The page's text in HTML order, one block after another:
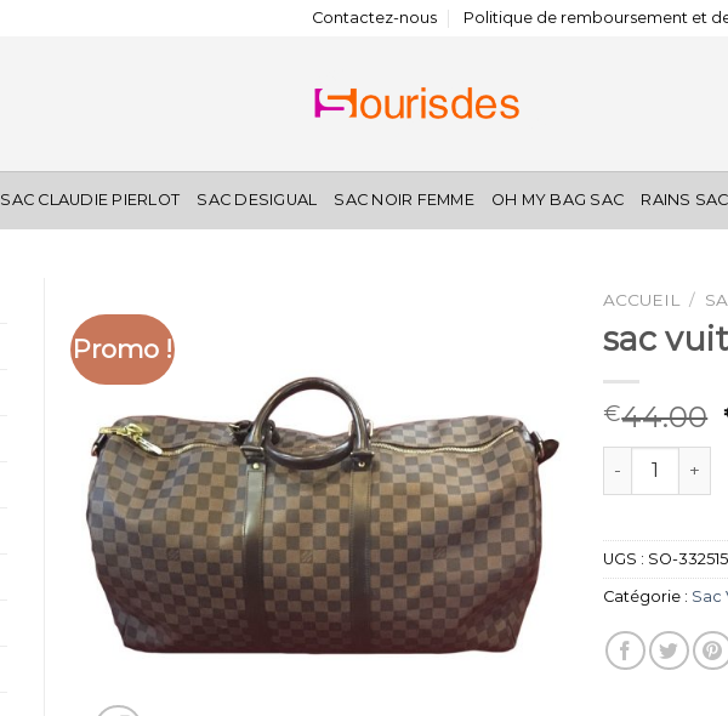
Contactez-nous Politique de remboursement et
SAC CLAUDIE PIERLOT SAC DESIGUAL SAC NOIR FEMME OH MY BAG SAC RAINS SAC
Promo !
ACCUEIL /
sac
€44.00
quantité de
UGS : SO-
Catégorie : Sac